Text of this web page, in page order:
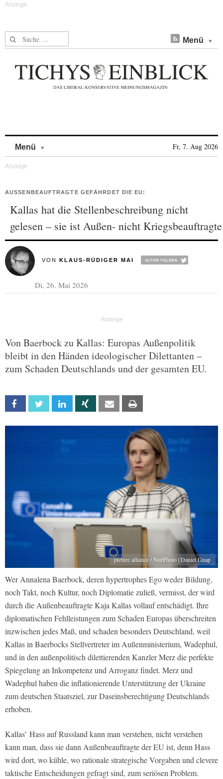
Suche nach: Menü
Menü Fr, 7. Aug 2026
AUSSENBEAUFTRAGTE GEFÄHRDET DIE EU:
Kallas hat die Stellenbeschreibung nicht
gelesen – sie ist Außen- nicht Kriegsbeauftragte
VON KLAUS-RÜDIGER MAI
Di, 26. Mai 2026
Von Baerbock zu Kallas: Europas Außenpolitik
bleibt in den Händen ideologischer Dilettanten –
zum Schaden Deutschlands und der gesamten EU.
Facebook Twitter Linkedin Xing Email
picture alliance / NurPhoto | Daniel Gnap
Wer Annalena Baerbock, deren hypertrophes Ego weder Bildung,
noch Takt, noch Kultur, noch Diplomatie zuließ, vermisst, der wird
durch die Außenbeauftragte Kaja Kallas vollauf entschädigt. Ihre
diplomatischen Fehlleistungen zum Schaden Europas überschreiten
inzwischen jedes Maß, und schaden besonders Deutschland, weil
Kallas in Baerbocks Stellvertreter im Außenministerium, Wadephul,
und in den außenpolitisch dilettierenden Kanzler Merz die perfekte
Spiegelung an Inkompetenz und Arroganz findet. Merz und
Wadephul haben die inflationierende Unterstützung der Ukraine
zum deutschen Staatsziel, zur Daseinsberechtigung Deutschlands
erhoben.
Kallas’ Hass auf Russland kann man verstehen, nicht verstehen
kann man, dass sie dann Außenbeauftragte der EU ist, denn Hass
wird dort, wo kühle, wo rationale strategische Vorgaben und clevere
taktische Entscheidungen gefragt sind, zum seriösen Problem.